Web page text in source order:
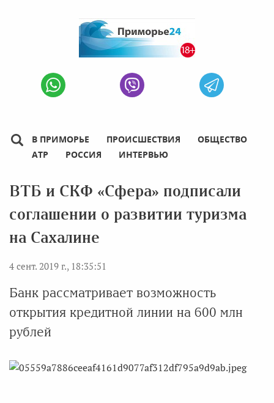
В ПРИМОРЬЕ ПРОИСШЕСТВИЯ
ОБЩЕСТВО
АТР
РОССИЯ ИНТЕРВЬЮ
ВТБ и СКФ «Сфера» подписали
соглашении о развитии туризма
на Сахалине
4 сент. 2019 г., 18:35:51
Банк рассматривает возможность
открытия кредитной линии на 600 млн
рублей